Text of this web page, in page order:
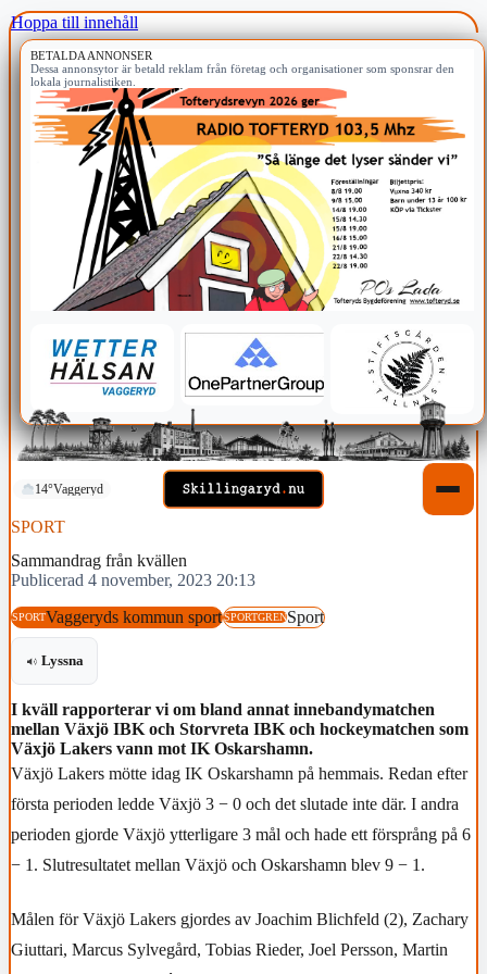
Hoppa till innehåll
BETALDA ANNONSER
Dessa annonsytor är betald reklam från företag och organisationer som sponsrar den
lokala journalistiken.
14°Vaggeryd
SPORT
Sammandrag från kvällen
Publicerad 4 november, 2023 20:13
SPORTVaggeryds kommun sportSPORTGRENSport
Lyssna
I kväll rapporterar vi om bland annat innebandymatchen
mellan Växjö IBK och Storvreta IBK och hockeymatchen som
Växjö Lakers vann mot IK Oskarshamn.
Växjö Lakers mötte idag IK Oskarshamn på hemmais. Redan efter
första perioden ledde Växjö 3 − 0 och det slutade inte där. I andra
perioden gjorde Växjö ytterligare 3 mål och hade ett försprång på 6
− 1. Slutresultatet mellan Växjö och Oskarshamn blev 9 − 1.
Målen för Växjö Lakers gjordes av Joachim Blichfeld (2), Zachary
Giuttari, Marcus Sylvegård, Tobias Rieder, Joel Persson, Martin